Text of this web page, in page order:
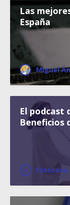
Las
España
Miguel
El podcast
Beneficios
Fotocasa